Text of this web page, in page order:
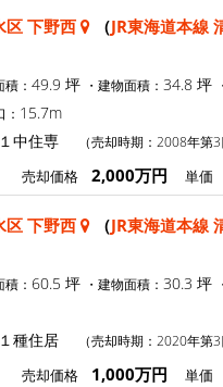
区 下野西 （JR東海道本線
積： 49.9 坪 ・建物面積： 34.8 坪
： 15.7m
１中住専 （売却時期：2008年第3
売却価格 2,000万円 単価
区 下野西 （JR東海道本線
積： 60.5 坪 ・建物面積： 30.3 坪
１種住居 （売却時期：2020年第3
売却価格 1,000万円 単価